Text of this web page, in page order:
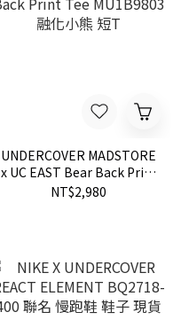
UNDERCOVER MADSTORE
x UC EAST Bear Back Print
Tee MU1B9803 融化小熊 短
NT$2,980